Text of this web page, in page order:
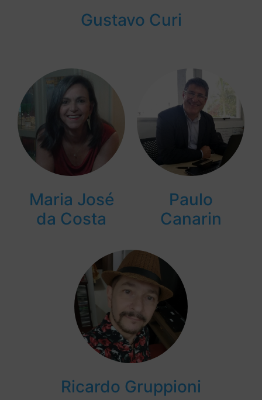
Gustavo Curi
Maria José
da Costa
Paulo
Canarin
Ricardo Gruppioni